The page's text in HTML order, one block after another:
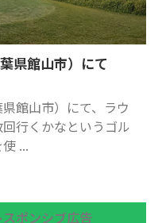
県館山市）にて
館山市）にて、ラウ
行くかなというゴル
...
ポンシブ広告